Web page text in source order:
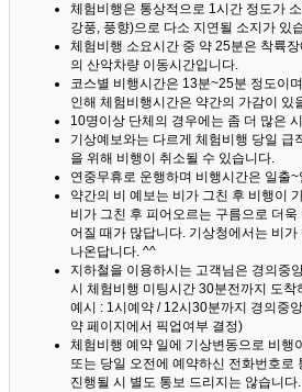
체험비행은 통상적으로 1시간 정도가
강풍, 풍향)으로 다소 지연될 소지가 있
체험비행 소요시간 중 약 25분은 착륙
의 산악차량 이동시간입니다.
코스별 비행시간은 13분~25분 정도이
인해 체험비행시간은 약간의 가감이 있
10명이상 단체의 경우에는 좀 더 많은
기상예보와는 다르게 체험비행 당일 급
을 위해 비행이 취소될 수 있습니다.
연중무휴로 운행하며 비행시간은 일출
약간의 비 예보는 비가 그친 후 비행이
비가 그친 후 피어오르는 구름으로 더
어질 때가 많답니다. 기상청에서는 비
나온답니다. ^^
지하철을 이용하시는 고객님은 경의중
시 체험비행 미팅시간 30분전까지 도착
예시 : 1시예약 / 12시30분까지 경의중
약 페이지에서 픽업여부 결정)
체험비행 예약 일에 기상변동으로 비행
또는 당일 오전에 예약하신 전화번호로
진행될 시 별도 통보 드리지는 않습니다.